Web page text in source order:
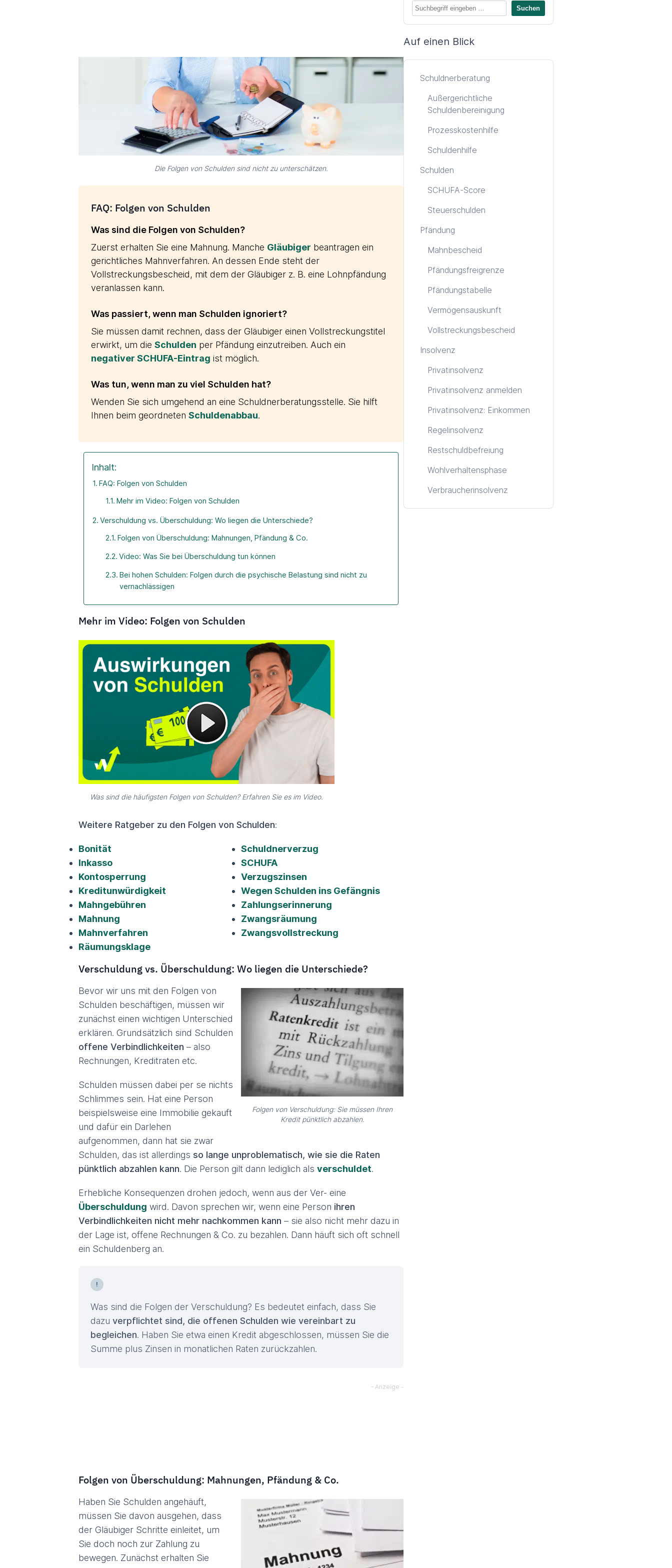
Die Folgen von Schulden sind nicht zu unterschätzen.
FAQ: Folgen von Schulden
Was sind die Folgen von Schulden?
Zuerst erhalten Sie eine Mahnung. Manche Gläubiger beantragen ein
gerichtliches Mahnverfahren. An dessen Ende steht der
Vollstreckungsbescheid, mit dem der Gläubiger z. B. eine Lohnpfändung
veranlassen kann.
Was passiert, wenn man Schulden ignoriert?
Sie müssen damit rechnen, dass der Gläubiger einen Vollstreckungstitel
erwirkt, um die Schulden per Pfändung einzutreiben. Auch ein
negativer SCHUFA-Eintrag ist möglich.
Was tun, wenn man zu viel Schulden hat?
Wenden Sie sich umgehend an eine Schuldnerberatungsstelle. Sie hilft
Ihnen beim geordneten Schuldenabbau.
Inhalt:
FAQ: Folgen von Schulden
Mehr im Video: Folgen von Schulden
Verschuldung vs. Überschuldung: Wo liegen die Unterschiede?
Folgen von Überschuldung: Mahnungen, Pfändung & Co.
Video: Was Sie bei Überschuldung tun können
Bei hohen Schulden: Folgen durch die psychische Belastung sind nicht zu
vernachlässigen
Mehr im Video: Folgen von Schulden
Was sind die häufigsten Folgen von Schulden? Erfahren Sie es im Video.
Weitere Ratgeber zu den Folgen von Schulden:
Bonität
Inkasso
Kontosperrung
Kreditunwürdigkeit
Mahngebühren
Mahnung
Mahnverfahren
Räumungsklage
Schuldnerverzug
SCHUFA
Verzugszinsen
Wegen Schulden ins Gefängnis
Zahlungserinnerung
Zwangsräumung
Zwangsvollstreckung
Verschuldung vs. Überschuldung: Wo liegen die Unterschiede?
Folgen von Verschuldung: Sie müssen Ihren
Kredit pünktlich abzahlen.
Bevor wir uns mit den Folgen von
Schulden beschäftigen, müssen wir
zunächst einen wichtigen Unterschied
erklären. Grundsätzlich sind Schulden
offene Verbindlichkeiten – also
Rechnungen, Kreditraten etc.
Schulden müssen dabei per se nichts
Schlimmes sein. Hat eine Person
beispielsweise eine Immobilie gekauft
und dafür ein Darlehen
aufgenommen, dann hat sie zwar
Schulden, das ist allerdings so lange unproblematisch, wie sie die Raten
pünktlich abzahlen kann. Die Person gilt dann lediglich als verschuldet.
Erhebliche Konsequenzen drohen jedoch, wenn aus der Ver- eine
Überschuldung wird. Davon sprechen wir, wenn eine Person ihren
Verbindlichkeiten nicht mehr nachkommen kann – sie also nicht mehr dazu in
der Lage ist, offene Rechnungen & Co. zu bezahlen. Dann häuft sich oft schnell
ein Schuldenberg an.
Was sind die Folgen der Verschuldung? Es bedeutet einfach, dass Sie
dazu verpflichtet sind, die offenen Schulden wie vereinbart zu
begleichen. Haben Sie etwa einen Kredit abgeschlossen, müssen Sie die
Summe plus Zinsen in monatlichen Raten zurückzahlen.
Folgen von Überschuldung: Mahnungen, Pfändung & Co.
Haben Sie Schulden angehäuft,
müssen Sie davon ausgehen, dass
der Gläubiger Schritte einleitet, um
Sie doch noch zur Zahlung zu
bewegen. Zunächst erhalten Sie
Auf einen Blick
Schuldnerberatung
Außergerichtliche
Schuldenbereinigung
Prozesskostenhilfe
Schuldenhilfe
Schulden
SCHUFA-Score
Steuerschulden
Pfändung
Mahnbescheid
Pfändungsfreigrenze
Pfändungstabelle
Vermögensauskunft
Vollstreckungsbescheid
Insolvenz
Privatinsolvenz
Privatinsolvenz anmelden
Privatinsolvenz: Einkommen
Regelinsolvenz
Restschuldbefreiung
Wohlverhaltensphase
Verbraucherinsolvenz